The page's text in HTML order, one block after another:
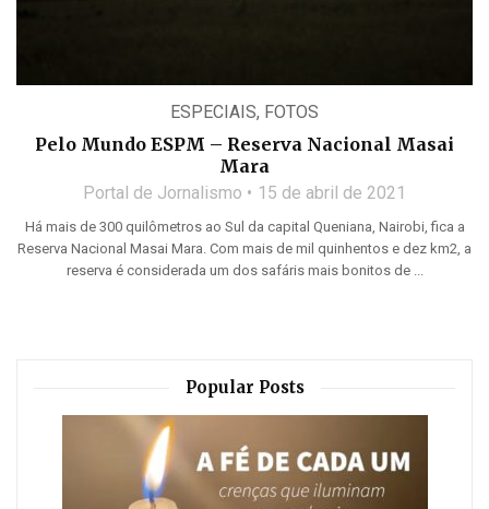
ESPECIAIS, FOTOS
Pelo Mundo ESPM – Reserva Nacional Masai
Mara
Portal de Jornalismo 15 de abril de 2021
Há mais de 300 quilômetros ao Sul da capital Queniana, Nairobi, fica a
Reserva Nacional Masai Mara. Com mais de mil quinhentos e dez km2, a
reserva é considerada um dos safáris mais bonitos de ...
Popular Posts